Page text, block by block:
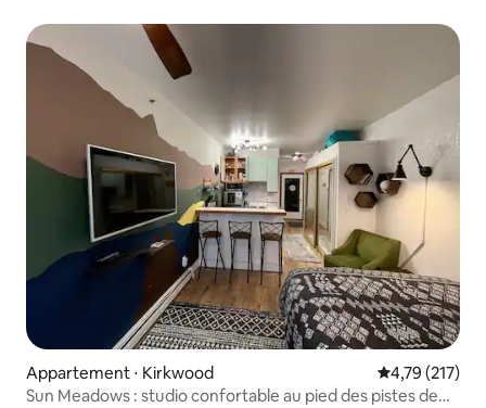
Appartement ⋅ Kirkwood Évaluation
4,79 (217)
Sun Meadows : studio confortable au pied des pistes de